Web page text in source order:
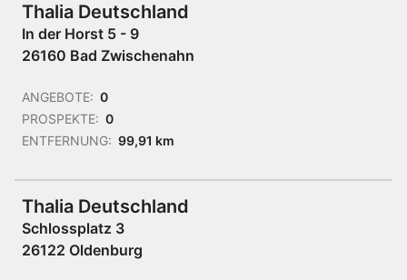
Thalia Deutschland
In der Horst 5 - 9
26160 Bad Zwischenahn
ANGEBOTE: 0
PROSPEKTE: 0
ENTFERNUNG: 99,91 km
Thalia Deutschland
Schlossplatz 3
26122 Oldenburg